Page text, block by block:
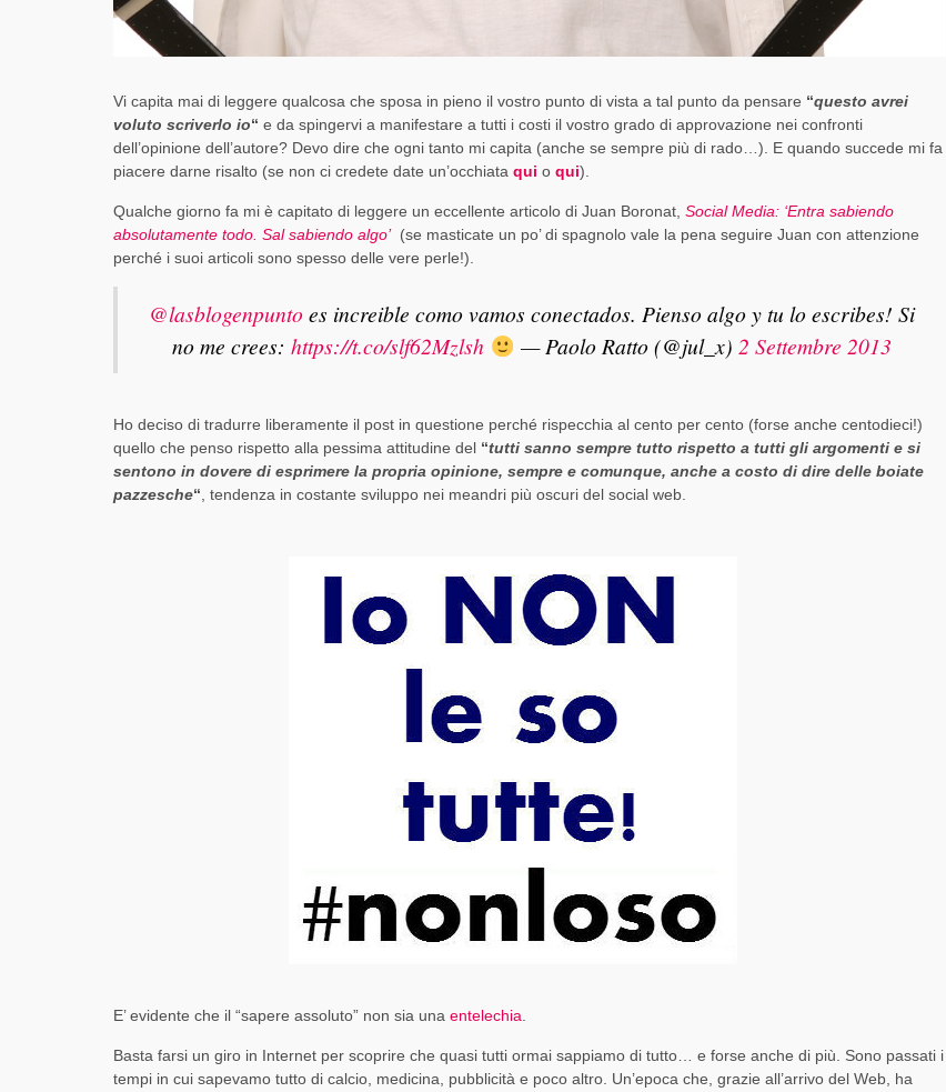
Vi capita mai di leggere qualcosa che sposa in pieno il vostro punto di vista a tal punto da pensare “questo avrei
voluto scriverlo io“ e da spingervi a manifestare a tutti i costi il vostro grado di approvazione nei confronti
dell’opinione dell’autore? Devo dire che ogni tanto mi capita (anche se sempre più di rado…). E quando succede mi fa
piacere darne risalto (se non ci credete date un’occhiata qui o qui).
Qualche giorno fa mi è capitato di leggere un eccellente articolo di Juan Boronat, Social Media: ‘Entra sabiendo
absolutamente todo. Sal sabiendo algo’ (se masticate un po’ di spagnolo vale la pena seguire Juan con attenzione
perché i suoi articoli sono spesso delle vere perle!).
@lasblogenpuntoes increible como vamos conectados. Pienso algo y tu lo escribes! Si
no me crees:https://t.co/slf62Mzlsh — Paolo Ratto (@jul_x) 2 Settembre 2013
Ho deciso di tradurre liberamente il post in questione perché rispecchia al cento per cento (forse anche centodieci!)
quello che penso rispetto alla pessima attitudine del “tutti sanno sempre tutto rispetto a tutti gli argomenti e si
sentono in dovere di esprimere la propria opinione, sempre e comunque, anche a costo di dire delle boiate
pazzesche“, tendenza in costante sviluppo nei meandri più oscuri del social web.
E’ evidente che il “sapere assoluto” non sia una entelechia.
Basta farsi un giro in Internet per scoprire che quasi tutti ormai sappiamo di tutto… e forse anche di più. Sono passati i
tempi in cui sapevamo tutto di calcio, medicina, pubblicità e poco altro. Un’epoca che, grazie all’arrivo del Web, ha